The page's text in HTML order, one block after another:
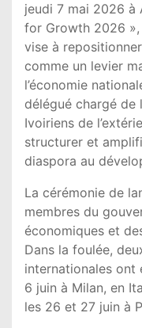
jeudi 7 mai 2026 à
for Growth 2026
vise à
comme un levier
l’économie
délégué chargé de
Ivoiriens de
structurer et
diaspora au
La cérémonie de
membres du
économiques et
Dans la foulée,
internationales ont
6 juin à Milan, en
les 26 et 27 juin à